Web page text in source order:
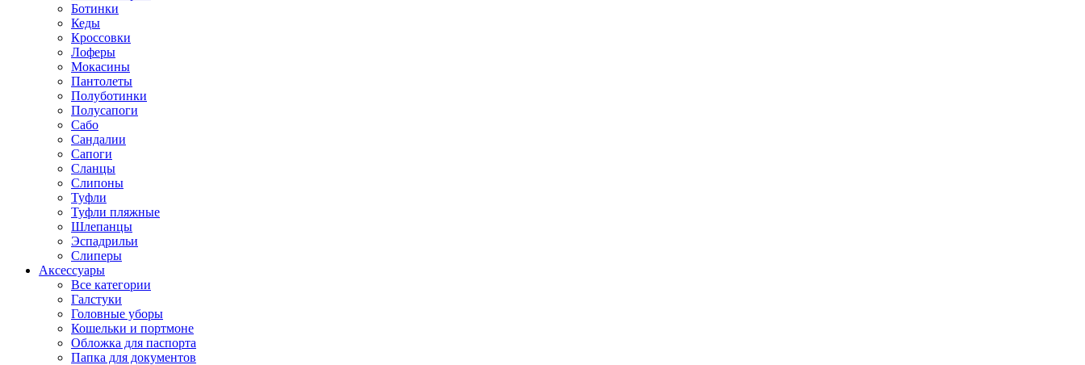
Ботинки
Кеды
Кроссовки
Лоферы
Мокасины
Пантолеты
Полуботинки
Полусапоги
Сабо
Сандалии
Сапоги
Сланцы
Слипоны
Туфли
Туфли пляжные
Шлепанцы
Эспадрильи
Слиперы
Аксессуары
Все категории
Галстуки
Головные уборы
Кошельки и портмоне
Обложка для паспорта
Папка для документов